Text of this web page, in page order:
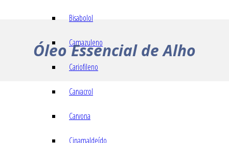
Bisabolol
Camazuleno
Cariofileno
Carvacrol
Carvona
Cinamaldeído
Óleo Essencial de Alho